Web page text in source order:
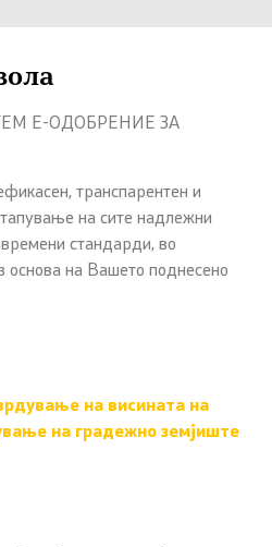
Е-ОДОБРЕНИЕ ЗА
транспарентен и
на сите надлежни
стандарди, во
основа на Вашето поднесено
на висината на
на градежно земјиште